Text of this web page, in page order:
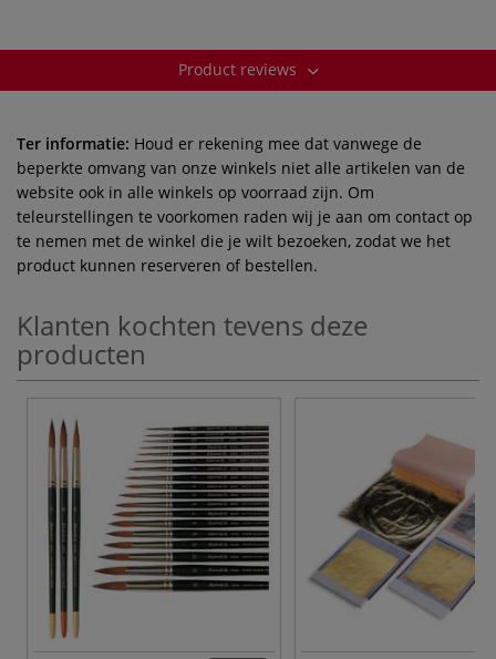
Product reviews
Ter informatie: Houd er rekening mee dat vanwege de
beperkte omvang van onze winkels niet alle artikelen van de
website ook in alle winkels op voorraad zijn. Om
teleurstellingen te voorkomen raden wij je aan om contact op
te nemen met de winkel die je wilt bezoeken, zodat we het
product kunnen reserveren of bestellen.
Klanten kochten tevens deze
producten